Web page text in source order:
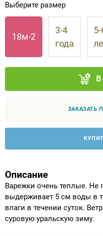
Выберите размер
18м-2
3-4
года
ЗАКАЗАТЬ
Описание
Варежки очень теплые. Не
выдерживает 5 см воды в
влаги в течении суток.
суровую уральскую зиму.
Аппараты на суставы
Санитарные
инвалидов
Противопролежневые
ОПОРЫ,
Индивидуальное